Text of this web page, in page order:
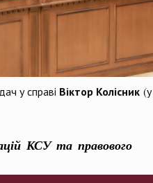
у справі Віктор Колісник
КСУ та правового